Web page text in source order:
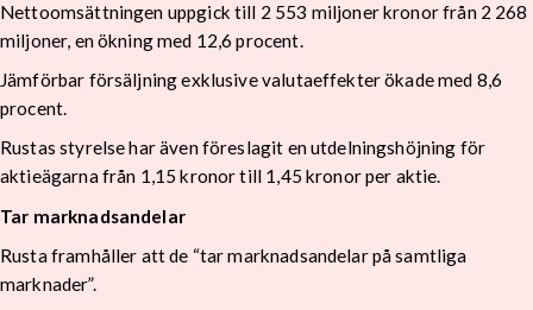
Nettoomsättningen uppgick till 2 553 miljoner kronor från 2 268
miljoner, en ökning med 12,6 procent.
Jämförbar försäljning exklusive valutaeffekter ökade med 8,6
procent.
Rustas styrelse har även föreslagit en utdelningshöjning för
aktieägarna från 1,15 kronor till 1,45 kronor per aktie.
Tar marknadsandelar
Rusta framhåller att de “tar marknadsandelar på samtliga
marknader”.